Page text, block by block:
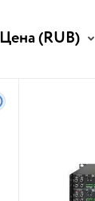
Цена(RUB)